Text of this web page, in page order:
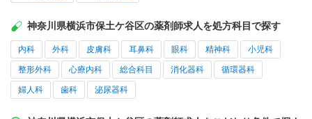
神奈川県横浜市保土ケ谷区の薬剤師求人を処方科目で探す
内科 外科 皮膚科 耳鼻科 眼科 精神科 小児科
整形外科 心療内科 総合科目 消化器科 循環器科
婦人科 歯科 泌尿器科